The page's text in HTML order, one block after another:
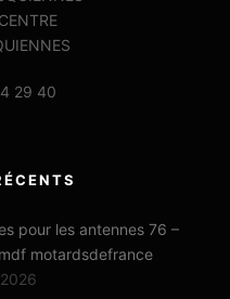
29 40
pour les antennes 76 –
motardsdefrance